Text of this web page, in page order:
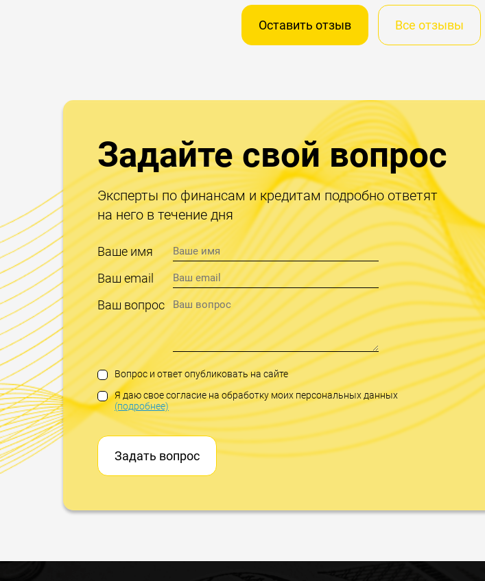
Оставить отзыв Все отзывы
Задайте свой вопрос
Эксперты по финансам и кредитам подробно ответят
на него в течение дня
Ваше имя
Ваш email
Ваш вопрос
Вопрос и ответ опубликовать на сайте
Я даю свое согласие на обработку моих персональных данных
(подробнее)
Задать вопрос